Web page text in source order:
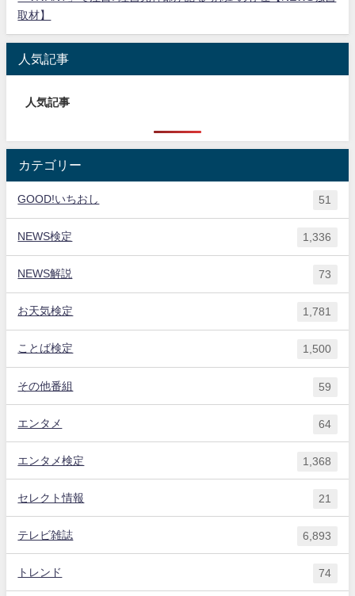
取材】
人気記事
人気記事
カテゴリー
GOOD!いちおし 51
NEWS検定 1,336
NEWS解説 73
お天気検定 1,781
ことば検定 1,500
その他番組 59
エンタメ 64
エンタメ検定 1,368
セレクト情報 21
テレビ雑誌 6,893
トレンド 74